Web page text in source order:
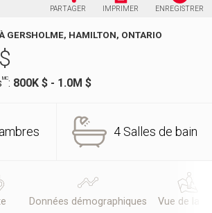
PARTAGER IMPRIMER ENREGISTRER
GERSHOLME, HAMILTON, ONTARIO
$
MC: 800K $ - 1.0M $
4 Salles de bain
Données démographiques Vue de la